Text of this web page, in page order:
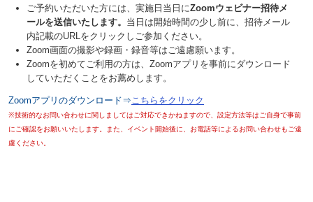
ご予約いただいた方には、実施日当日にZoomウェビナー招待メ
ールを送信いたします。 当日は開始時間の少し前に、招待メール
内記載のURLをクリックしご参加ください。
Zoom画面の撮影や録画・録音等はご遠慮願います。
Zoomを初めてご利用の方は、Zoomアプリを事前にダウンロード
していただくことをお薦めします。
Zoomアプリのダウンロード⇒こちらをクリック
※技術的なお問い合わせに関しましてはご対応できかねますので、設定方法等はご自身で事前
にご確認をお願いいたします。また、イベント開始後に、お電話等によるお問い合わせもご遠
慮ください。